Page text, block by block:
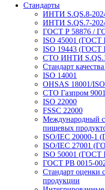
Стандарты
ИНТИ S.QS.8-
ИНТИ S.QS.7-
ГОСТ Р 58876 /
ISO 45001 (ГОСТ
ISO 19443 (ГОСТ
СТО ИНТИ
Стандарт
ISO 14001
OHSAS 18001/
СТО Газпром 9001
ISO 22000
FSSC 22000
Международный
пищевых
ISO/IEC 20000-
ISO/IEC 27001
ISO 50001 (ГОСТ
ГОСТ РВ 0015-
Стандарт оценки
продукции